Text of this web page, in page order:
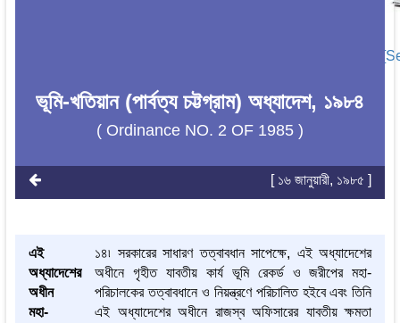
ভূমি-খতিয়ান (পার্বত্য চট্টগ্রাম) অধ্যাদেশ, ১৯৮৪
( Ordinance NO. 2 OF 1985 )
[ ১৬ জানুয়ারী, ১৯৮৫ ]
এই
অধ্যাদেশের
অধীন
মহা-
১৪৷ সরকারের সাধারণ তত্বাবধান সাপেক্ষে, এই অধ্যাদেশের
অধীনে গৃহীত যাবতীয় কার্য ভূমি রেকর্ড ও জরীপের মহা-
পরিচালকের তত্বাবধানে ও নিয়ন্ত্রণে পরিচালিত হইবে এবং তিনি
এই অধ্যাদেশের অধীনে রাজস্ব অফিসারের যাবতীয় ক্ষমতা